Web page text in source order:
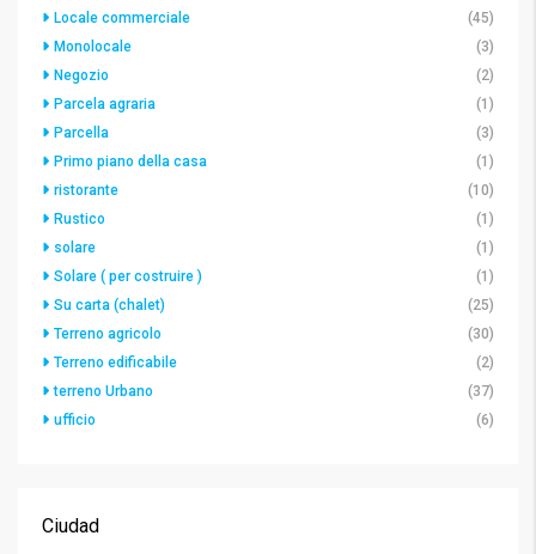
Locale commerciale
(45)
Monolocale
(3)
Negozio
(2)
Parcela agraria
(1)
Parcella
(3)
Primo piano della casa
(1)
ristorante
(10)
Rustico
(1)
solare
(1)
Solare ( per costruire )
(1)
Su carta (chalet)
(25)
Terreno agricolo
(30)
Terreno edificabile
(2)
terreno Urbano
(37)
ufficio
(6)
Ciudad